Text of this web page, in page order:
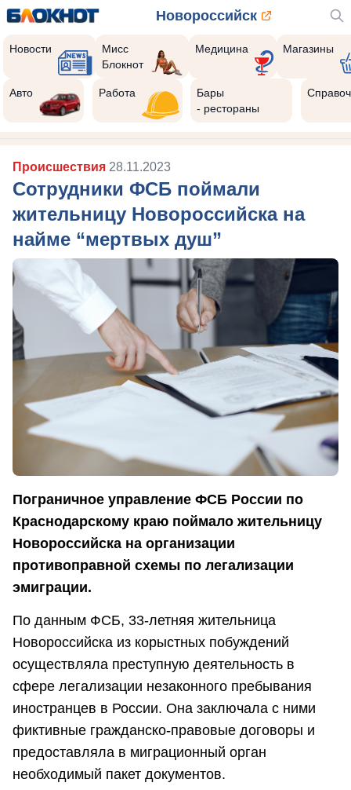
Новороссийск
Новости
Мисс
Блокнот
Медицина Магазины
Авто Работа
Бары
- рестораны
Происшествия 28.11.2023
Сотрудники ФСБ поймали
жительницу Новороссийска на
найме “мертвых душ”
Пограничное управление ФСБ России по
Краснодарскому краю поймало жительницу
Новороссийска на организации
противоправной схемы по легализации
эмиграции.
По данным ФСБ, 33-летняя жительница
Новороссийска из корыстных побуждений
осуществляла преступную деятельность в
сфере легализации незаконного пребывания
иностранцев в России. Она заключала с ними
фиктивные гражданско-правовые договоры и
предоставляла в миграционный орган
необходимый пакет документов.